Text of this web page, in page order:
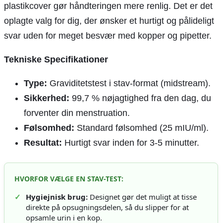
plastikcover gør håndteringen mere renlig. Det er det
oplagte valg for dig, der ønsker et hurtigt og pålideligt
svar uden for meget besvær med kopper og pipetter.
Tekniske Specifikationer
Type: Graviditetstest i stav-format (midstream).
Sikkerhed: 99,7 % nøjagtighed fra den dag, du
forventer din menstruation.
Følsomhed: Standard følsomhed (25 mIU/ml).
Resultat: Hurtigt svar inden for 3-5 minutter.
HVORFOR VÆLGE EN STAV-TEST:
✓ Hygiejnisk brug: Designet gør det muligt at tisse
direkte på opsugningsdelen, så du slipper for at
opsamle urin i en kop.